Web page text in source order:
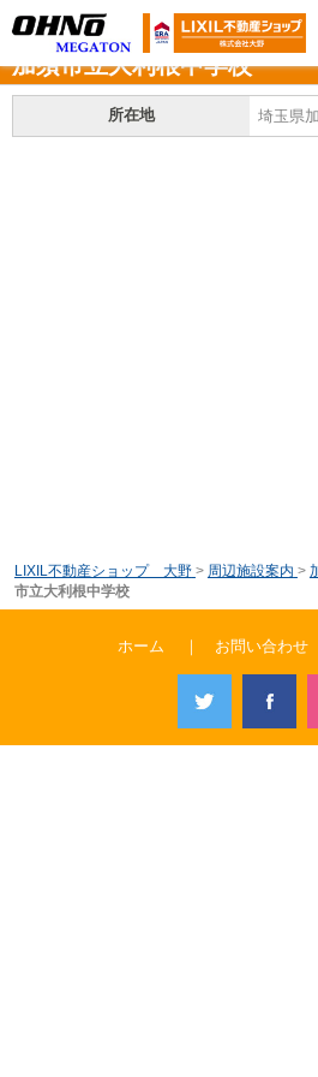
加須市立大利根中学校
所在地 埼玉県
LIXIL不動産ショップ 大野 > 周辺施設案内 >
市立大利根中学校
ホーム ｜ お問い合わせ